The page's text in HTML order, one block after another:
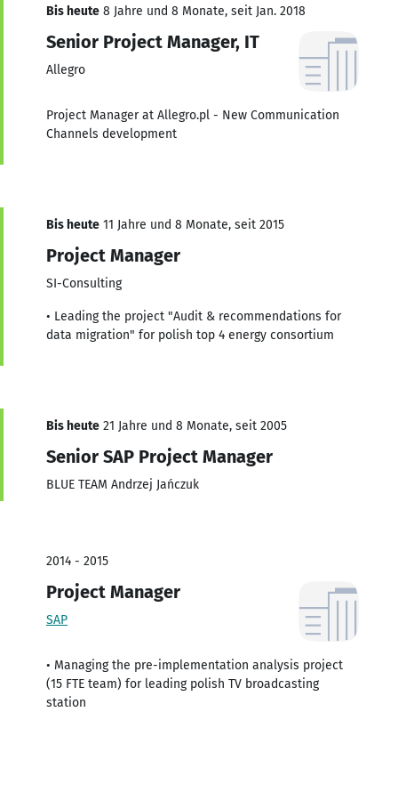
Bis heute 8 Jahre und 8 Monate, seit Jan. 2018
Senior Project Manager, IT
Allegro
Project Manager at Allegro.pl - New Communication
Channels development
Bis heute 11 Jahre und 8 Monate, seit 2015
Project Manager
SI-Consulting
• Leading the project "Audit & recommendations for
data migration" for polish top 4 energy consortium
Bis heute 21 Jahre und 8 Monate, seit 2005
Senior SAP Project Manager
BLUE TEAM Andrzej Jańczuk
2014 - 2015
Project Manager
SAP
• Managing the pre-implementation analysis project
(15 FTE team) for leading polish TV broadcasting
station